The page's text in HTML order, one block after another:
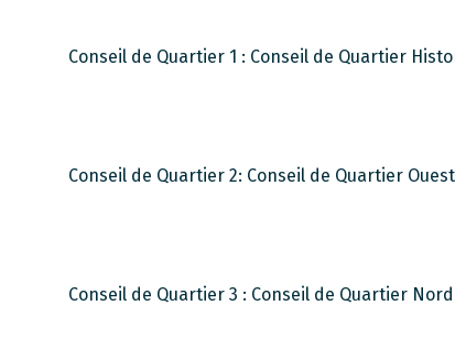
Conseil de Quartier 1 : Conseil de Quartier
Conseil de Quartier 2: Conseil de Quartier
Conseil de Quartier 3 : Conseil de Quartier